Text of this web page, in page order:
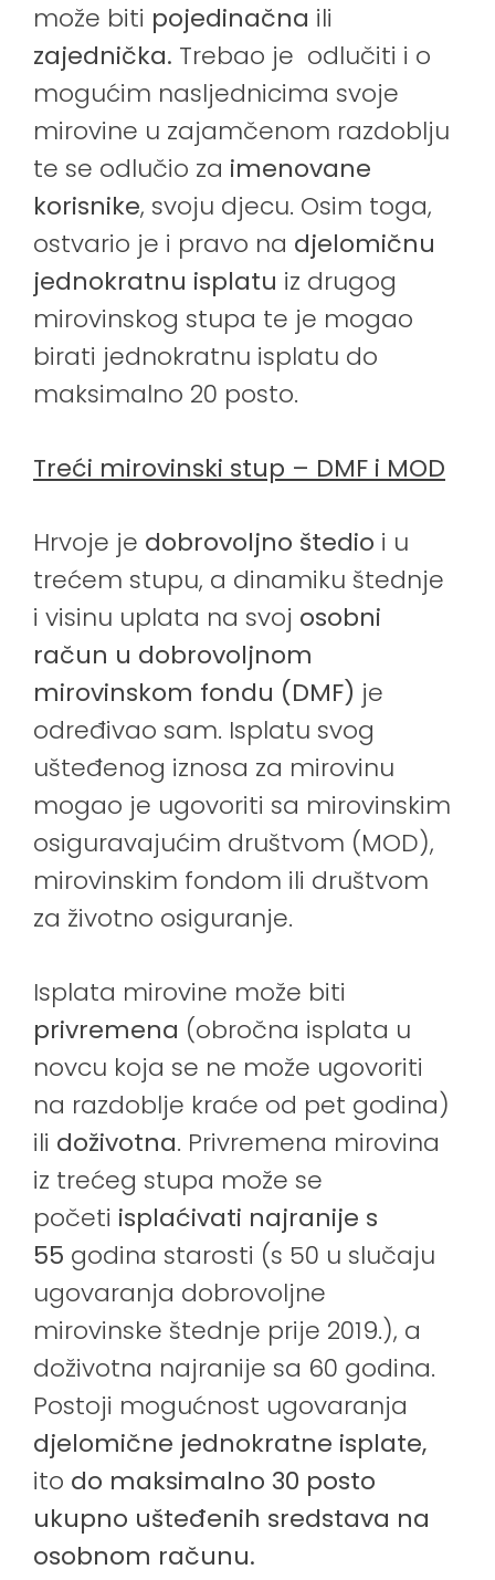
može biti pojedinačna ili
zajednička. Trebao je odlučiti i o
mogućim nasljednicima svoje
mirovine u zajamčenom razdoblju
te se odlučio za imenovane
korisnike, svoju djecu. Osim toga,
ostvario je i pravo na djelomičnu
jednokratnu isplatu iz drugog
mirovinskog stupa te je mogao
birati jednokratnu isplatu do
maksimalno 20 posto.
Treći mirovinski stup – DMF i MOD
Hrvoje je dobrovoljno štedio i u
trećem stupu, a dinamiku štednje
i visinu uplata na svoj osobni
račun u dobrovoljnom
mirovinskom fondu (DMF) je
određivao sam. Isplatu svog
ušteđenog iznosa za mirovinu
mogao je ugovoriti sa mirovinskim
osiguravajućim društvom (MOD),
mirovinskim fondom ili društvom
za životno osiguranje.
Isplata mirovine može biti
privremena (obročna isplata u
novcu koja se ne može ugovoriti
na razdoblje kraće od pet godina)
ili doživotna. Privremena mirovina
iz trećeg stupa može se
početi isplaćivati najranije s
55 godina starosti (s 50 u slučaju
ugovaranja dobrovoljne
mirovinske štednje prije 2019.), a
doživotna najranije sa 60 godina.
Postoji mogućnost ugovaranja
djelomične jednokratne isplate,
ito do maksimalno 30 posto
ukupno ušteđenih sredstava na
osobnom računu.